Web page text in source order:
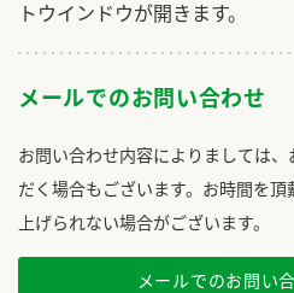
トウインドウが開きます。
メールでのお問い合わせ
お問い合わせ内容によりましては
だく場合もございます。お時間を
上げられない場合がございます。
メールでのお問い